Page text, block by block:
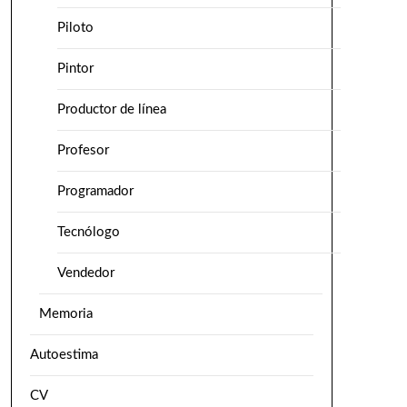
Piloto
Pintor
Productor de línea
Profesor
Programador
Tecnólogo
Vendedor
Memoria
Autoestima
CV